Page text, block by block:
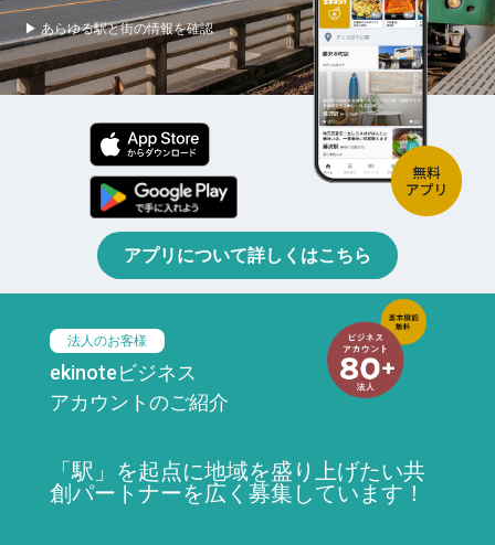
▶ あらゆる駅と街の情報を確認
アプリについて詳しくはこちら
法人のお客様
ekinoteビジネス
アカウントのご紹介
「駅」を起点に地域を盛り上げたい共
創パートナーを広く募集しています！